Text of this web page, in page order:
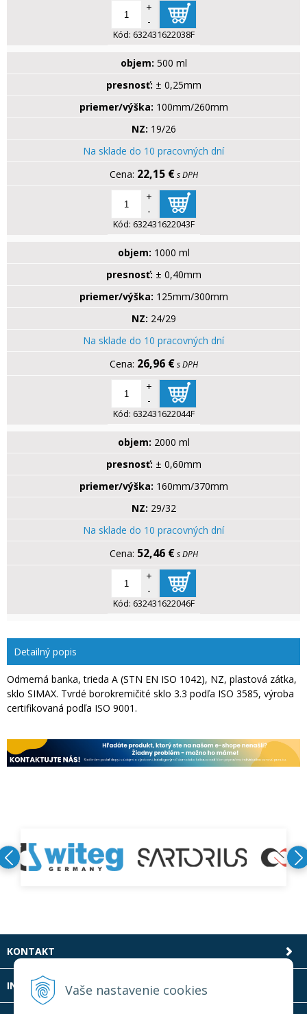
Vaše nastavenie cookies
+
-
Kód: 632431622038F
objem: 500 ml
presnosť: ± 0,25mm
priemer/výška: 100mm/260mm
NZ: 19/26
Na sklade do 10 pracovných dní
22,15 € s DPH
+
-
Kód: 632431622043F
objem: 1000 ml
presnosť: ± 0,40mm
priemer/výška: 125mm/300mm
NZ: 24/29
Na sklade do 10 pracovných dní
26,96 € s DPH
+
-
Kód: 632431622044F
objem: 2000 ml
presnosť: ± 0,60mm
priemer/výška: 160mm/370mm
NZ: 29/32
Na sklade do 10 pracovných dní
52,46 € s DPH
+
-
Kód: 632431622046F
Detailný popis
Odmerná banka, trieda A (STN EN ISO 1042), NZ, plastová zátka,
sklo SIMAX. Tvrdé borokremičité sklo 3.3 podľa ISO 3585, výroba
certifikovaná podľa ISO 9001.
KONTAKT
INFOLINKA